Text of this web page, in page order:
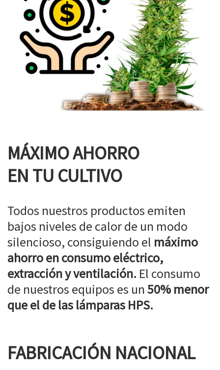
MÁXIMO AHORRO
EN TU CULTIVO
Todos nuestros productos emiten
bajos niveles de calor de un modo
silencioso, consiguiendo el máximo
ahorro en consumo eléctrico,
extracción y ventilación. El consumo
de nuestros equipos es un50% menor
que el de las lámparas HPS.
FABRICACIÓN NACIONAL